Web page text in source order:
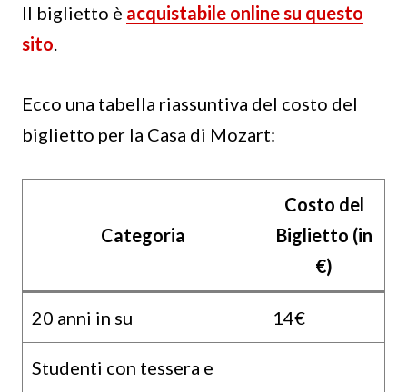
Il biglietto è acquistabile online su questo
sito
Ecco una tabella riassuntiva del costo del
biglietto per la Casa di Mozart:
Categoria
Costo del
Biglietto (in
€)
20 anni in su 14€
Studenti con tessera e